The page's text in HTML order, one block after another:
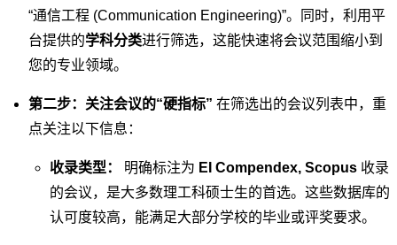
“通信工程 (Communication Engineering)”。同时，利用平
台提供的学科分类进行筛选，这能快速将会议范围缩小到
您的专业领域。
第二步：关注会议的“硬指标” 在筛选出的会议列表中，重
点关注以下信息：
收录类型： 明确标注为 EI Compendex, Scopus 收录
的会议，是大多数理工科硕士生的首选。这些数据库的
认可度较高，能满足大部分学校的毕业或评奖要求。